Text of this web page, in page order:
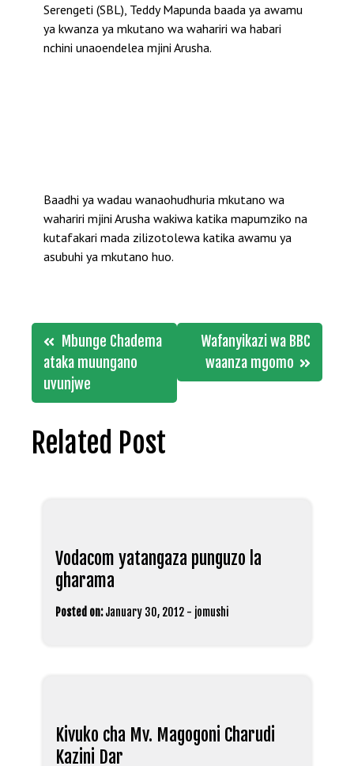
Serengeti (SBL), Teddy Mapunda baada ya awamu
ya kwanza ya mkutano wa wahariri wa habari
nchini unaoendelea mjini Arusha.
Baadhi ya wadau wanaohudhuria mkutano wa
wahariri mjini Arusha wakiwa katika mapumziko na
kutafakari mada zilizotolewa katika awamu ya
asubuhi ya mkutano huo.
Post
navigation
Mbunge Chadema
ataka muungano
uvunjwe
Wafanyikazi wa BBC
waanza mgomo
Related Post
Vodacom yatangaza punguzo la
gharama
Posted on: January 30, 2012 - jomushi
Kivuko cha Mv. Magogoni Charudi
Kazini Dar